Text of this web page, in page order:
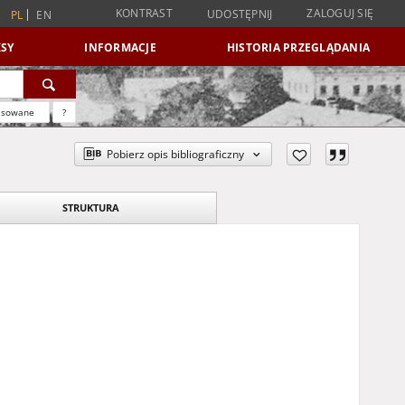
PL EN KONTRAST UDOSTĘPNIJ ZALOGUJ SIĘ
INFORMACJE HISTORIA PRZEGLĄDANIA
?
Pobierz opis bibliograficzny
STRUKTURA